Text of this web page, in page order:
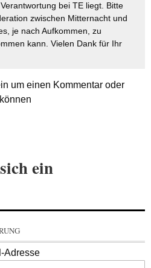
bei TE liegt. Bitte
zwischen Mitternacht und
je nach Aufkommen, zu
kann. Vielen Dank für Ihr
um einen Kommentar oder
ein
Adresse